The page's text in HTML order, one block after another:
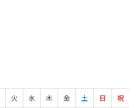
火 水 木 金 土 日
祝